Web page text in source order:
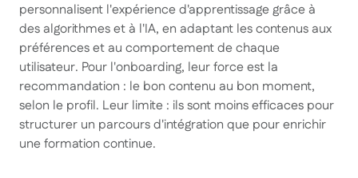
personnalisent l'expérience d'apprentissage grâce à
des algorithmes et à l'IA, en adaptant les contenus aux
préférences et au comportement de chaque
utilisateur. Pour l'onboarding, leur force est la
recommandation : le bon contenu au bon moment,
selon le profil. Leur limite : ils sont moins efficaces pour
structurer un parcours d'intégration que pour enrichir
une formation continue.